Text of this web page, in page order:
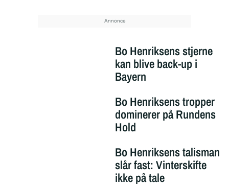
Bo Henriksens stjerne
kan blive back-up i
Bayern
Bo Henriksens tropper
dominerer på Rundens
Hold
Bo Henriksens talisman
slår fast: Vinterskifte
ikke på tale